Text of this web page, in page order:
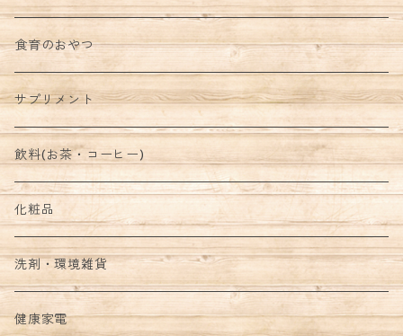
食育のおやつ
サプリメント
飲料(お茶・コーヒー)
化粧品
洗剤・環境雑貨
健康家電